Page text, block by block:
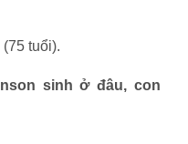
tuổi).
sinh ở đâu, con